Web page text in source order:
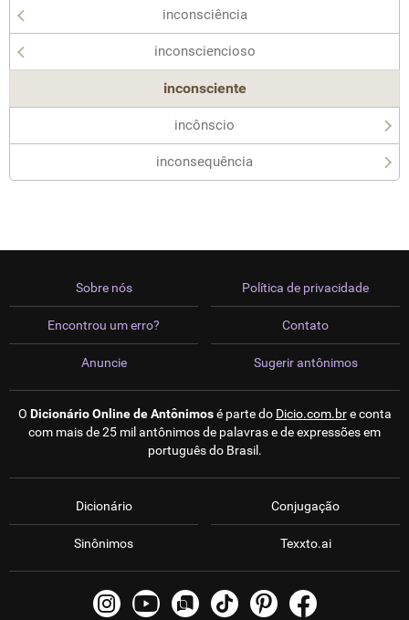
inconsciência
inconsciencioso
inconsciente
incônscio
inconsequência
Sobre nós
Encontrou um erro?
Anuncie
Política de privacidade
Contato
Sugerir antônimos
O Dicionário Online de Antônimosé parte do Dicio.com.bre conta
com mais de 25 mil antônimos de palavras e de expressões em
português do Brasil.
Dicionário
Sinônimos
Conjugação
Texxto.ai